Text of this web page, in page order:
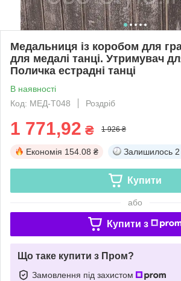
Медальниця із коробом для
для медалі танці. Утримувач
Поличка естрадні танці
В наявності
Код: МЕД-Т048
Роздріб
1 771,92 ₴ 1 926 ₴
Економія 154.08 ₴ Залишилось
Купити
або
Купити з
Що таке купити з Пром?
Замовлення під захистом